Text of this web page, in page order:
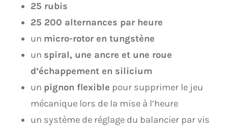
25 rubis
25 200 alternances par heure
un micro-rotor en tungstène
un spiral, une ancre et une roue
d’échappement en silicium
un pignon flexible pour supprimer le jeu
mécanique lors de la mise à l’heure
un système de réglage du balancier par vis